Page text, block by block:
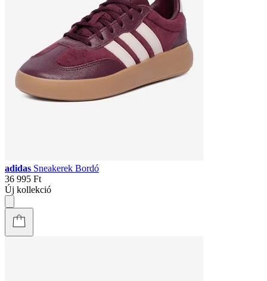
adidas Sneakerek Bordó
36 995 Ft
Új kollekció